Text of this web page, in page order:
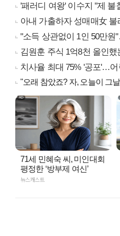
'패러디 여왕' 이수지 "제 불
아내 가출하자 성매매女 불
"소득 상관없이 1인 50만
김원훈 주식 1억8천 올인
치사율 최대 75% '공포'…
"오래 참았죠? 자, 오늘이 그
71세 민혜숙 씨, 미인대회
평정한 ‘방부제 여신’
뉴스캐스트